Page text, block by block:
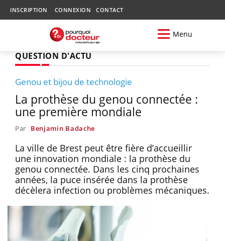
INSCRIPTION CONNEXION CONTACT
Menu
QUESTION D'ACTU
Genou et bijou de technologie
La prothèse du genou connectée :
une première mondiale
Par Benjamin Badache
La ville de Brest peut être fière d’accueillir
une innovation mondiale : la prothèse du
genou connectée. Dans les cinq prochaines
années, la puce insérée dans la prothèse
décèlera infection ou problèmes mécaniques.